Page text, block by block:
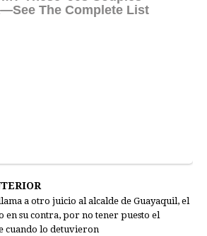
a otro juicio al alcalde de Guayaquil, el
en su contra, por no tener puesto el
cuando lo detuvieron